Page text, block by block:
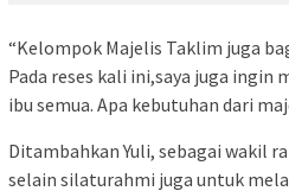
“Kelompok Majelis Taklim juga
Pada reses kali ini,saya juga ingin
ibu semua. Apa kebutuhan dari
Ditambahkan Yuli, sebagai wakil
selain silaturahmi juga untuk